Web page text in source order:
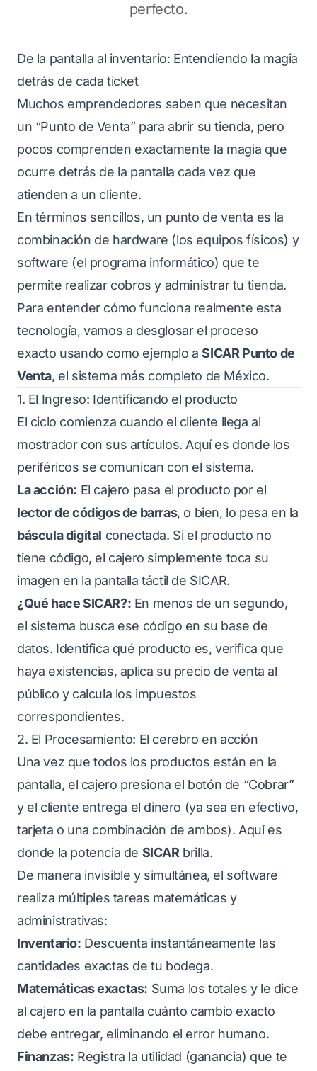
perfecto.
De la pantalla al inventario: Entendiendo la magia
detrás de cada ticket
Muchos emprendedores saben que necesitan
un “Punto de Venta” para abrir su tienda, pero
pocos comprenden exactamente la magia que
ocurre detrás de la pantalla cada vez que
atienden a un cliente.
En términos sencillos, un punto de venta es la
combinación de hardware (los equipos físicos) y
software (el programa informático) que te
permite realizar cobros y administrar tu tienda.
Para entender cómo funciona realmente esta
tecnología, vamos a desglosar el proceso
exacto usando como ejemplo aSICAR Punto de
Venta, el sistema más completo de México.
1. El Ingreso: Identificando el producto
El ciclo comienza cuando el cliente llega al
mostrador con sus artículos. Aquí es donde los
periféricos se comunican con el sistema.
La acción: El cajero pasa el producto por el
lector de códigos de barras, o bien, lo pesa en la
báscula digital conectada. Si el producto no
tiene código, el cajero simplemente toca su
imagen en la pantalla táctil de SICAR.
¿Qué hace SICAR?: En menos de un segundo,
el sistema busca ese código en su base de
datos. Identifica qué producto es, verifica que
haya existencias, aplica su precio de venta al
público y calcula los impuestos
correspondientes.
2. El Procesamiento: El cerebro en acción
Una vez que todos los productos están en la
pantalla, el cajero presiona el botón de “Cobrar”
y el cliente entrega el dinero (ya sea en efectivo,
tarjeta o una combinación de ambos). Aquí es
donde la potencia de SICARbrilla.
De manera invisible y simultánea, el software
realiza múltiples tareas matemáticas y
administrativas:
Inventario: Descuenta instantáneamente las
cantidades exactas de tu bodega.
Matemáticas exactas: Suma los totales y le dice
al cajero en la pantalla cuánto cambio exacto
debe entregar, eliminando el error humano.
Finanzas: Registra la utilidad (ganancia) que te